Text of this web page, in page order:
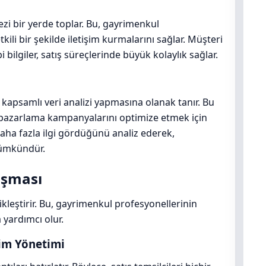
bir yerde toplar. Bu, gayrimenkul
bir şekilde iletişim kurmalarını sağlar. Müşteri
satış süreçlerinde büyük kolaylık sağlar.
veri analizi yapmasına olanak tanır. Bu
kampanyalarını optimize etmek için
fazla ilgi gördüğünü analiz ederek,
Bu, gayrimenkul profesyonellerinin
olur.
Yönetimi